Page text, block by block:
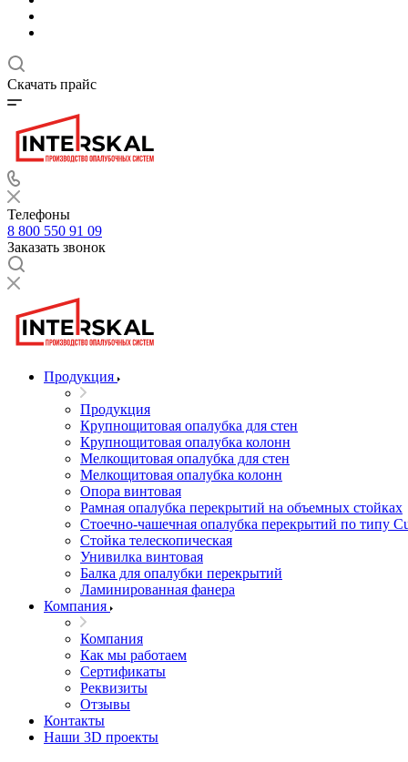
Скачать прайс
Телефоны
8 800 550 91 09
Заказать звонок
Продукция
Продукция
Крупнощитовая опалубка для стен
Крупнощитовая опалубка колонн
Мелкощитовая опалубка для стен
Мелкощитовая опалубка колонн
Опора винтовая
Рамная опалубка перекрытий на объемных стойках
Стоечно-чашечная опалубка перекрытий по типу
Стойка телескопическая
Унивилка винтовая
Балка для опалубки перекрытий
Ламинированная фанера
Компания
Компания
Как мы работаем
Сертификаты
Реквизиты
Отзывы
Контакты
Наши 3D проекты